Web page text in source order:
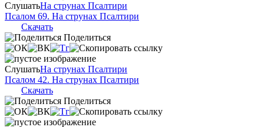
СлушатьНа струнах Псалтири
Псалом 69. На струнах Псалтири
Скачать
Поделиться
СлушатьНа струнах Псалтири
Псалом 42. На струнах Псалтири
Скачать
Поделиться